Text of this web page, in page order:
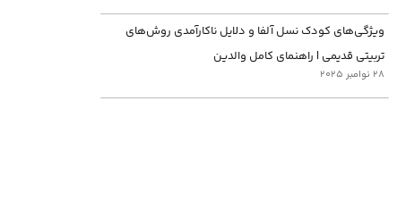
ویژگی‌های کودک نسل آلفا و دلایل ناکارآمدی روش‌های
تربیتی قدیمی | راهنمای کامل والدین
28 نوامبر 2025